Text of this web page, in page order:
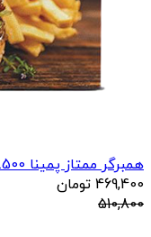
همبرگر ممتاز پمینا 500...
469,400 تومان
510,800